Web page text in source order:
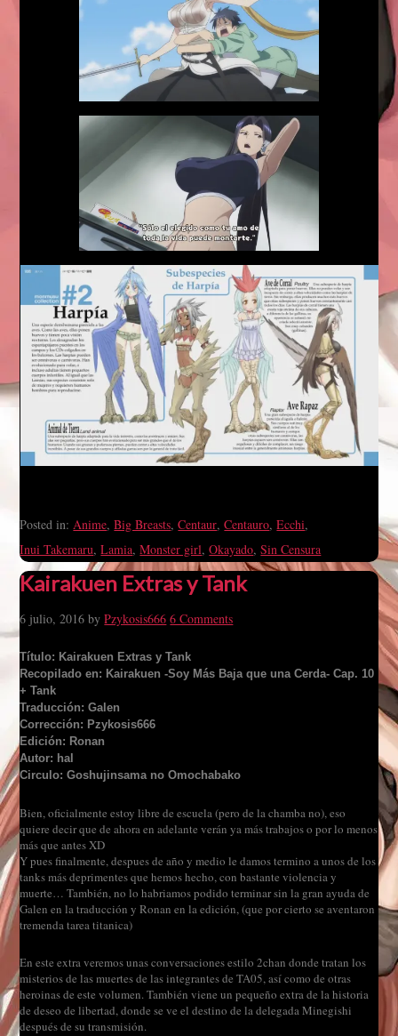
Posted in:Anime,Big Breasts,Centaur,Centauro,Ecchi,
Inui Takemaru,Lamia,Monster girl,Okayado,Sin Censura
Kairakuen Extras y Tank
6 julio, 2016 byPzykosis666 6 Comments
Título: Kairakuen Extras y Tank
Recopilado en: Kairakuen -Soy Más Baja que una Cerda- Cap. 10
+ Tank
Traducción: Galen
Corrección: Pzykosis666
Edición: Ronan
Autor: hal
Circulo: Goshujinsama no Omochabako
Bien, oficialmente estoy libre de escuela (pero de la chamba no), eso
quiere decir que de ahora en adelante verán ya más trabajos o por lo menos
más que antes XD
Y pues finalmente, despues de año y medio le damos termino a unos de los
tanks más deprimentes que hemos hecho, con bastante violencia y
muerte… También, no lo habriamos podido terminar sin la gran ayuda de
Galen en la traducción y Ronan en la edición, (que por cierto se aventaron
tremenda tarea titanica)
En este extra veremos unas conversaciones estilo 2chan donde tratan los
misterios de las muertes de las integrantes de TA05, así como de otras
heroinas de este volumen. También viene un pequeño extra de la historia
de deseo de libertad, donde se ve el destino de la delegada Minegishi
después de su transmisión.